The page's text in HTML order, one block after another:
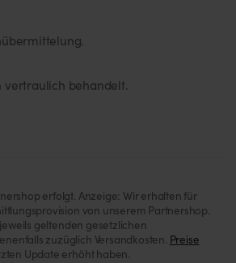
vertraulich behandelt.
erfolgt. Anzeige: Wir erhalten für
von unserem Partnershop.
geltenden gesetzlichen
zuzüglich Versandkosten. Preise
Update erhöht haben.